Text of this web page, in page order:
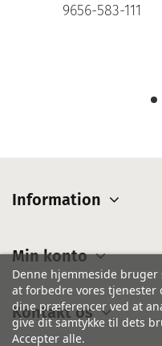
9656-583-111
Information
Min konto
Kontakt os
Denne hjemmeside
at forbedre vores
dine præferencer ved at
give dit samtykke til dets
Accepter alle.